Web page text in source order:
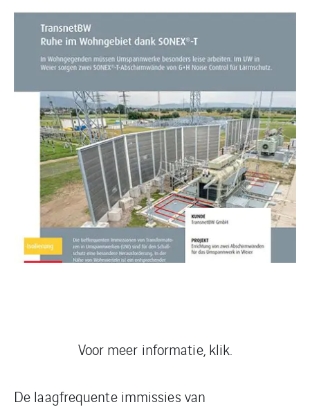
Voor meer informatie, klik.
De laagfrequente immissies van